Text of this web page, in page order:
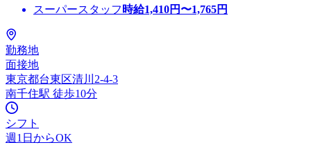
スーパースタッフ 時給1,410円〜1,765円
勤務地
面接地
東京都台東区清川2-4-3
南千住駅 徒歩10分
シフト
週1日からOK